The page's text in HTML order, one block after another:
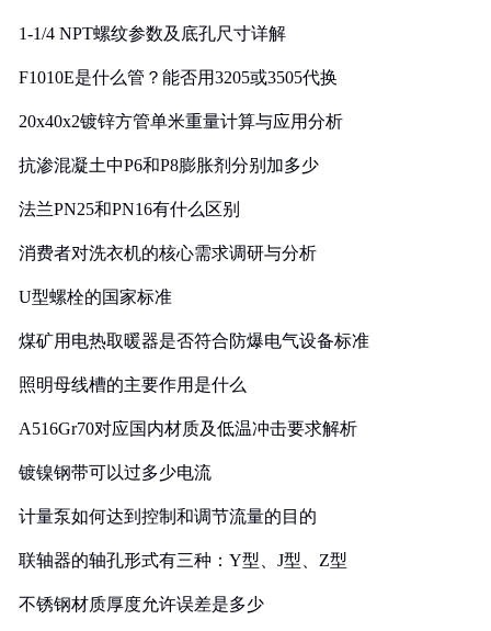
1-1/4 NPT螺纹参数及底孔尺寸详解
F1010E是什么管？能否用3205或3505代换
20x40x2镀锌方管单米重量计算与应用分析
抗渗混凝土中P6和P8膨胀剂分别加多少
法兰PN25和PN16有什么区别
消费者对洗衣机的核心需求调研与分析
U型螺栓的国家标准
煤矿用电热取暖器是否符合防爆电气设备标准
照明母线槽的主要作用是什么
A516Gr70对应国内材质及低温冲击要求解析
镀镍钢带可以过多少电流
计量泵如何达到控制和调节流量的目的
联轴器的轴孔形式有三种：Y型、J型、Z型
不锈钢材质厚度允许误差是多少